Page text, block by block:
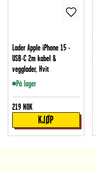
Lader Apple iPhone 15 -
USB-C 2m kabel &
vegglader, Hvit
På lager
219 NOK
KJØP